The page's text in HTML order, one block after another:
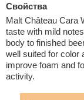
Свойства
Malt Château Cara
taste with mild
body to finished
well suited for color
improve foam and
activity.